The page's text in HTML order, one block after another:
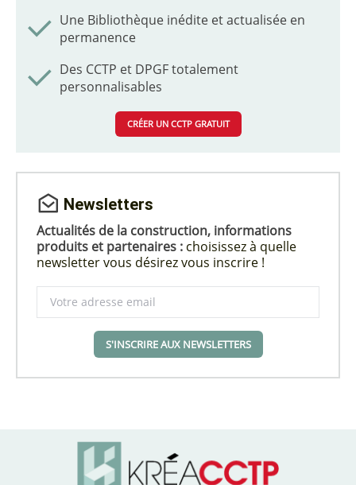
Une Bibliothèque inédite et actualisée en
permanence
Des CCTP et DPGF totalement
personnalisables
CRÉER UN CCTP GRATUIT
Newsletters
Actualités de la construction, informations
produits et partenaires : choisissez à quelle
newsletter vous désirez vous inscrire !
S'INSCRIRE AUX NEWSLETTERS